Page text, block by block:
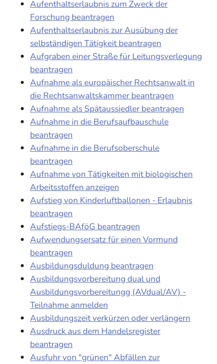
Aufenthaltserlaubnis zum Zweck der
Forschung beantragen
Aufenthaltserlaubnis zur Ausübung der
selbständigen Tätigkeit beantragen
Aufgraben einer Straße für Leitungsverlegung
beantragen
Aufnahme als europäischer Rechtsanwalt in
die Rechtsanwaltskammer beantragen
Aufnahme als Spätaussiedler beantragen
Aufnahme in die Berufsaufbauschule
beantragen
Aufnahme in die Berufsoberschule
beantragen
Aufnahme von Tätigkeiten mit biologischen
Arbeitsstoffen anzeigen
Aufstieg von Kinderluftballonen - Erlaubnis
beantragen
Aufstiegs-BAföG beantragen
Aufwendungsersatz für einen Vormund
beantragen
Ausbildungsduldung beantragen
Ausbildungsvorbereitung dual und
Ausbildungsvorbereitungg (AVdual/AV) -
Teilnahme anmelden
Ausbildungszeit verkürzen oder verlängern
Ausdruck aus dem Handelsregister
beantragen
Ausfuhr von "grünen" Abfällen zur